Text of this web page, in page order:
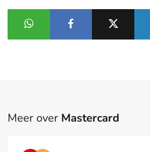
Meer over Mastercard